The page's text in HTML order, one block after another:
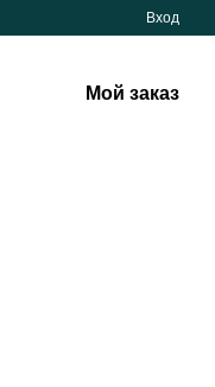
Вход
Мой заказ